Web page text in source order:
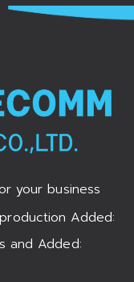
your business
Added:
and Added: